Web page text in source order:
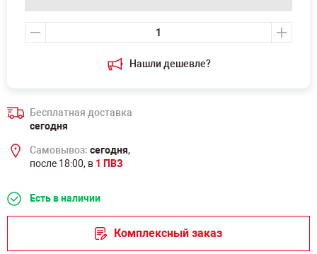
Нашли дешевле?
Бесплатная доставка
сегодня
Самовывоз: сегодня,
после 18:00, в 1 ПВЗ
Есть в наличии
Комплексный заказ